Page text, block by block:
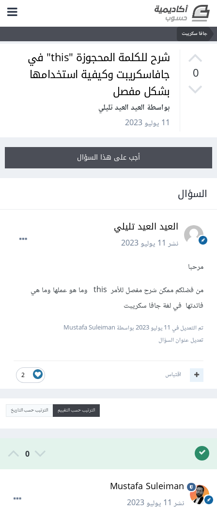
جافا سكريبت
0
شرح للكلمة المحجوزة "this" في
جافاسكريبت وكيفية استخدامها
بشكل مفصل
بواسطة العيد العيد تليلي
11 يوليو 2023
أجب على هذا السؤال
السؤال
العيد العيد تليلي
نشر11 يوليو 2023
مرحبا
من فضلكم ممكن شرح مفصل للأمر this وما هو عملها وما هي
فائدتها في لغة جافا سكريبت
تم التعديل في 11 يوليو 2023
بواسطة Mustafa Suleiman
تعديل عنوان السؤال
2 اقتباس
الترتيب حسب التقييم الترتيب حسب التاريخ
0
Mustafa Suleiman
نشر11 يوليو 2023